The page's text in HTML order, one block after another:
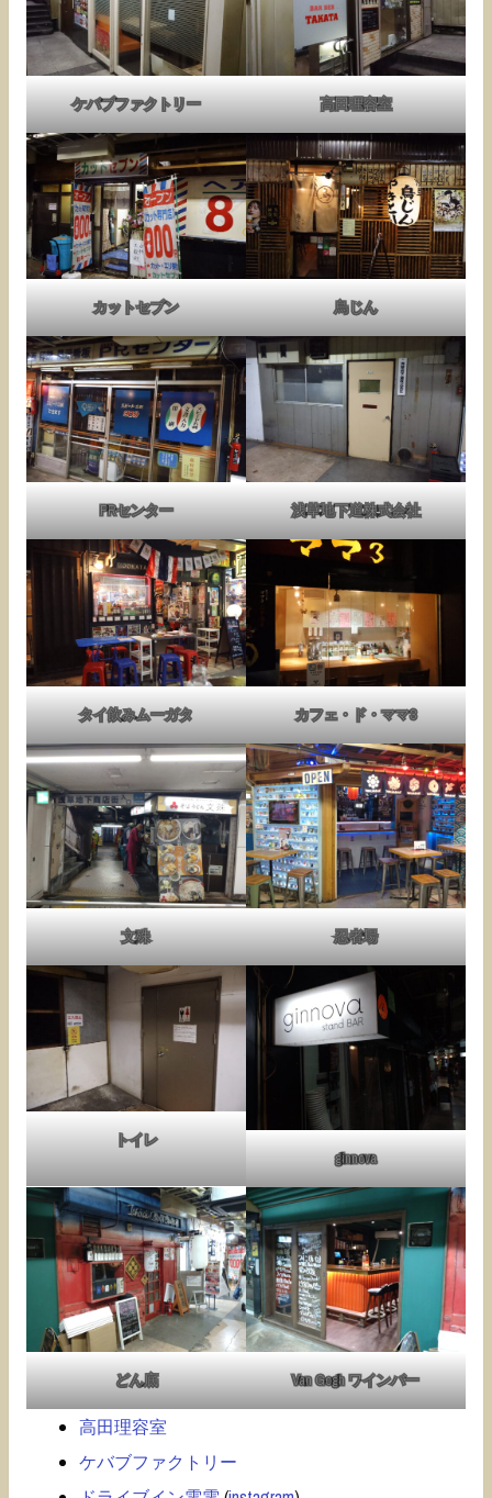
ケバブファクトリー 高田理容室
カットセブン 鳥じん
PRセンター 浅草地下道株式会社
タイ飲みムーガタ カフェ・ド・ママ3
文殊 忍者場
トイレ
ginnova
どん底 Van Gogh ワインバー
高田理容室
ケバブファクトリー